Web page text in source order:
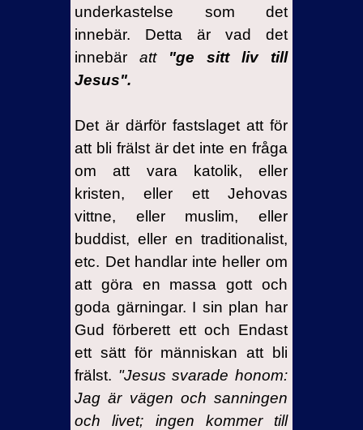
underkastelse som det
innebär. Detta är vad det
innebäratt "ge sitt liv till
Jesus".
Det är därför fastslaget att för
att bli frälst är det inte en fråga
om att vara katolik, eller
kristen, eller ett Jehovas
vittne, eller muslim, eller
buddist, eller en traditionalist,
etc. Det handlar inte heller om
att göra en massa gott och
goda gärningar. I sin plan har
Gud förberett ett och Endast
ett sätt för människan att bli
frälst. "Jesus svarade honom:
Jag är vägen och sanningen
och livet; ingen kommer till